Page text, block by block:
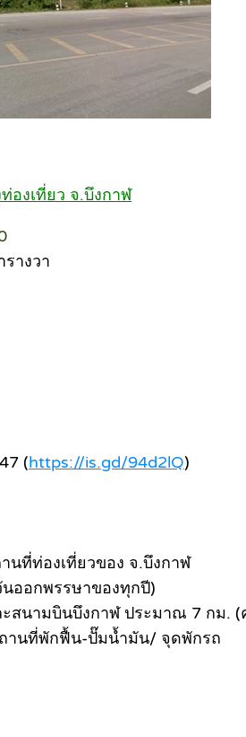
งเที่ยว จ.บึงกาฬ
างวา
(https://is.gd/94d2lQ)
นที่ท่องเที่ยวของ จ.บึงกาฬ
ออกพรรษาของทุกปี)
นามบินบึงกาฬ ประมาณ 7 กม. (
านที่พักฟื้น-ปั๊มน้ำมัน/ จุดพักรถ